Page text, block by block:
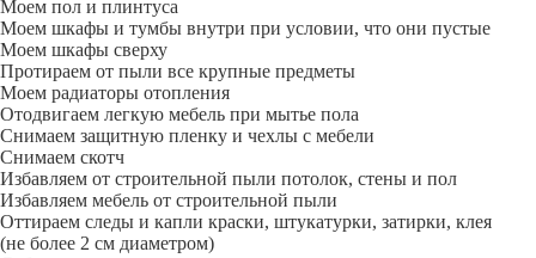
Моем пол и плинтуса
Моем шкафы и тумбы внутри при условии, что они пустые
Моем шкафы сверху
Протираем от пыли все крупные предметы
Моем радиаторы отопления
Отодвигаем легкую мебель при мытье пола
Снимаем защитную пленку и чехлы с мебели
Снимаем скотч
Избавляем от строительной пыли потолок, стены и пол
Избавляем мебель от строительной пыли
Оттираем следы и капли краски, штукатурки, затирки, клея
(не более 2 см диаметром)